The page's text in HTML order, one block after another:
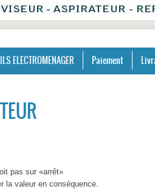
ELECTROMENAGER Paiement
pas sur «arrêt»
la valeur en conséquence.